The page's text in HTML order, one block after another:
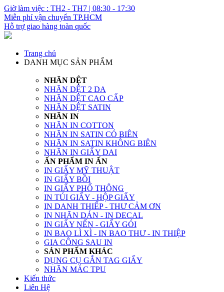
Giờ làm việc : TH2 - TH7 | 08:30 - 17:30
Miễn phí vận chuyển TP.HCM
Hỗ trợ giao hàng toàn quốc
Trang chủ
DANH MỤC SẢN PHẨM
NHÃN DỆT
NHÃN DỆT 2 DA
NHÃN DỆT CAO CẤP
NHÃN DỆT SATIN
NHÃN IN
NHÃN IN COTTON
NHÃN IN SATIN CÓ BIÊN
NHÃN IN SATIN KHÔNG BIÊN
NHÃN IN GIẤY DAI
ẤN PHẨM IN ẤN
IN GIẤY MỸ THUẬT
IN GIẤY BỒI
IN GIẤY PHỔ THÔNG
IN TÚI GIẤY - HỘP GIẤY
IN DANH THIẾP - THƯ CẢM ƠN
IN NHÃN DÁN - IN DECAL
IN GIẤY NẾN - GIẤY GÓI
IN BAO LÌ XÌ - IN BAO THƯ - IN THIỆP
GIA CÔNG SAU IN
SẢN PHẨM KHÁC
DỤNG CỤ GẮN TAG GIẤY
NHÃN MÁC TPU
Kiến thức
Liên Hệ